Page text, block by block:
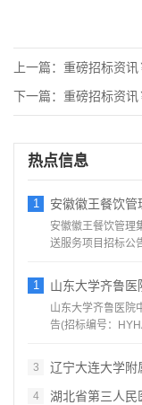
上一篇： 重磅招标资讯￥秦
下一篇： 重磅招标资讯￥
热点信息
1 安徽徽王餐饮
安徽徽王餐饮管理
送服务项目招标公
1 山东大学齐鲁医
山东大学齐鲁医院
告(招标编号：
3 辽宁大连大学附
4 湖北省第三人民